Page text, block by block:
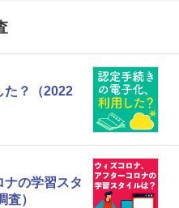
た？（2022
ナの学習スタ
）